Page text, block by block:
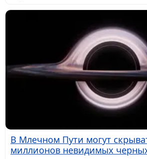
В Млечном Пути могут
миллионов невидимых